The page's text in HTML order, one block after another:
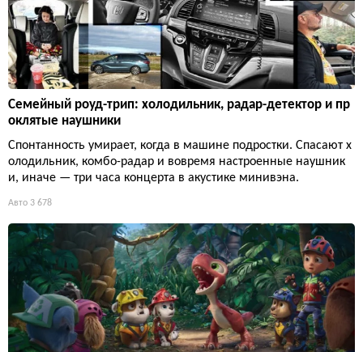
Семейный роуд-трип: холодильник, радар-детектор и пр
оклятые наушники
Спонтанность умирает, когда в машине подростки. Спасают х
олодильник, комбо-радар и вовремя настроенные наушник
и, иначе — три часа концерта в акустике минивэна.
Авто 3 678